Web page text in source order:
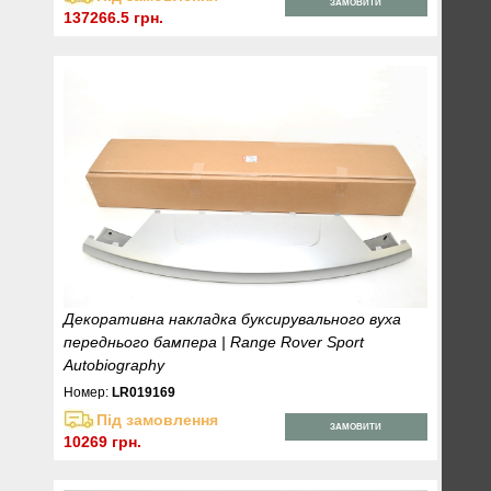
137266.5 грн.
ЗАМОВИТИ
Декоративна накладка буксирувального вуха
переднього бампера | Range Rover Sport
Autobiography
Номер:LR019169
Під замовлення
10269 грн.
ЗАМОВИТИ